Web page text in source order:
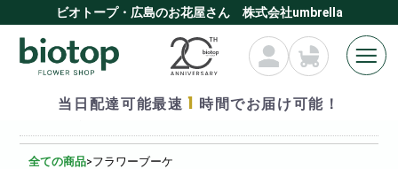
ビオトープ・広島のお花屋さん 株式会社umbrella
当日配達可能最速 1 時間でお届け可能！
フラワーブーケ
全ての商品>フラワーブーケ